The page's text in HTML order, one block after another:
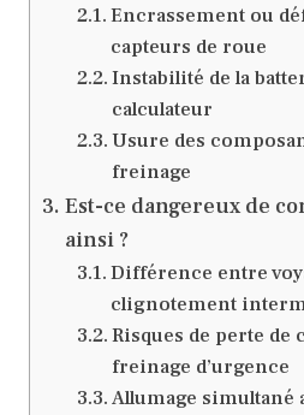
Encrassement ou
capteurs de roue
Instabilité de la
calculateur
Usure des
freinage
Est-ce dangereux de
ainsi ?
Différence entre
clignotement
Risques de perte de
freinage d’urgence
Allumage simultané